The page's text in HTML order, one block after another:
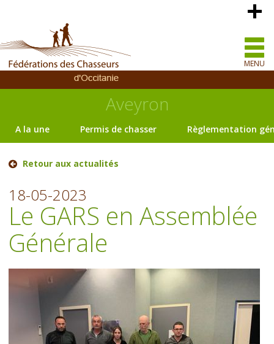
MENU
Aveyron
A la une Permis de chasser Règlementation
Retour aux actualités
18-05-2023
Le GARS en Assemblée
Générale